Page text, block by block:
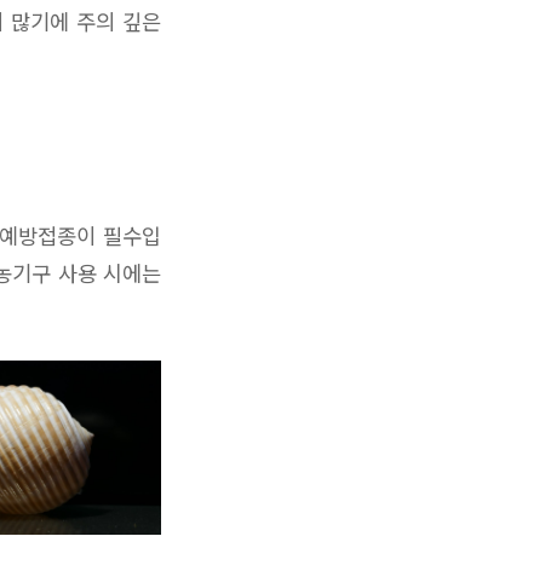
많기에 주의 깊은
방접종이 필수입
기구 사용 시에는